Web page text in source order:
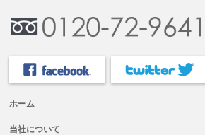
ホーム
当社について